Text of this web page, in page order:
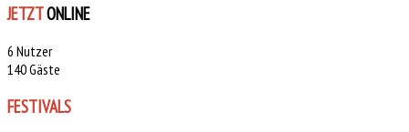
JETZTONLINE
6 Nutzer
140 Gäste
FESTIVALS